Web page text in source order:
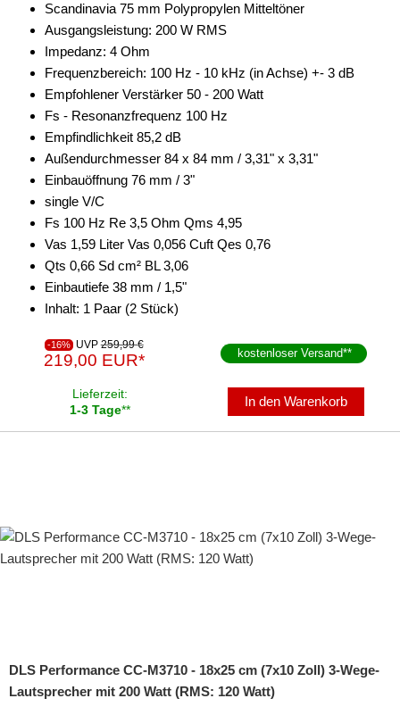
Scandinavia 75 mm Polypropylen Mitteltöner
Ausgangsleistung: 200 W RMS
Impedanz: 4 Ohm
Frequenzbereich: 100 Hz - 10 kHz (in Achse) +- 3 dB
Empfohlener Verstärker 50 - 200 Watt
Fs - Resonanzfrequenz 100 Hz
Empfindlichkeit 85,2 dB
Außendurchmesser 84 x 84 mm / 3,31" x 3,31"
Einbauöffnung 76 mm / 3"
single V/C
Fs 100 Hz Re 3,5 Ohm Qms 4,95
Vas 1,59 Liter Vas 0,056 Cuft Qes 0,76
Qts 0,66 Sd cm² BL 3,06
Einbautiefe 38 mm / 1,5"
Inhalt: 1 Paar (2 Stück)
-16% UVP 259,99 €
219,00 EUR* kostenloser Versand**
Lieferzeit:
1-3 Tage**
In den Warenkorb
DLS Performance CC-M3710 - 18x25 cm (7x10 Zoll) 3-Wege-
Lautsprecher mit 200 Watt (RMS: 120 Watt)